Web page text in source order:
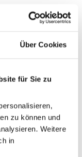
Über Cookies
für Sie zu
zu können und
Weitere
in